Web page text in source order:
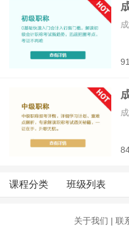
课程分类 班级列表
关于我们 | 联